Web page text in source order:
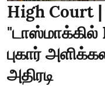
High Court |
"டாஸ்மாக்கில்
புகார்
அதிரடி